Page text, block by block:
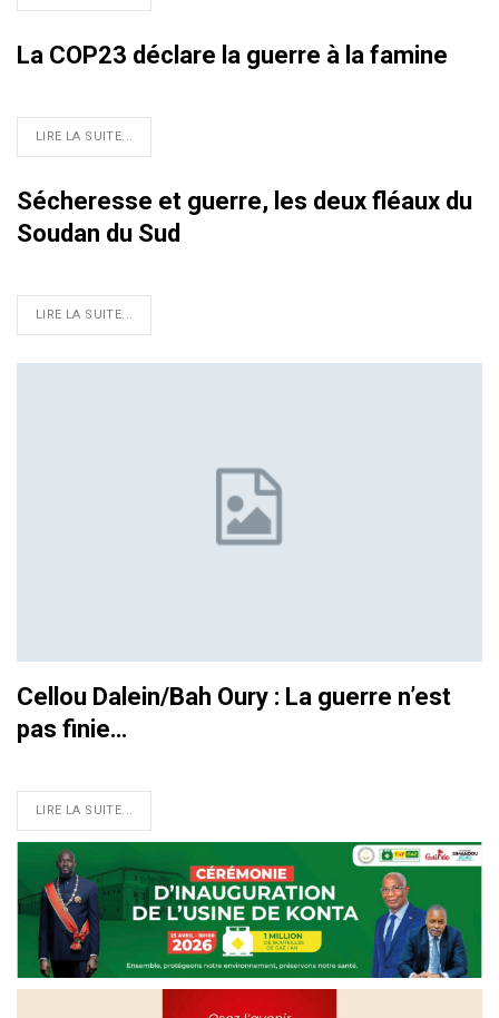
La COP23 déclare la guerre à la famine
LIRE LA SUITE...
Sécheresse et guerre, les deux fléaux du
Soudan du Sud
LIRE LA SUITE...
Cellou Dalein/Bah Oury : La guerre n’est
pas finie…
LIRE LA SUITE...